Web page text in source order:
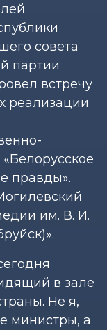
совета
партии
встречу
реализации
правды».
им. В. И.
в зале
Не я,
министры, а